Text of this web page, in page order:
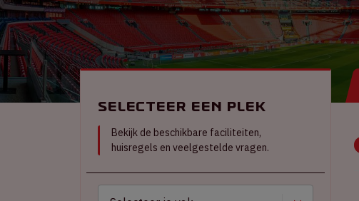
Selecteer een plek
Bekijk de beschikbare faciliteiten,
huisregels en veelgestelde vragen.